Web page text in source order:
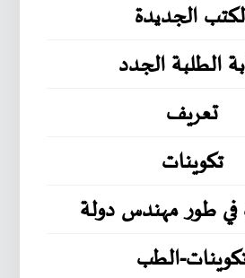
الجديدة
الطلبة الجدد
تعريف
تكوينات
في طور مهندس دولة
الطب